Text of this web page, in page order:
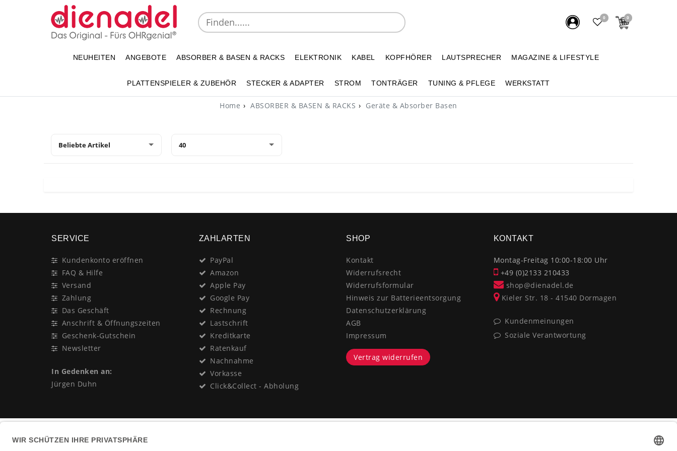
0 0
NEUHEITEN ANGEBOTE ABSORBER & BASEN & RACKS ELEKTRONIK KABEL KOPFHÖRER LAUTSPRECHER MAGAZINE & LIFESTYLE
PLATTENSPIELER & ZUBEHÖR STECKER & ADAPTER STROM TONTRÄGER TUNING & PFLEGE WERKSTATT
Home ABSORBER & BASEN & RACKS Geräte & Absorber Basen
SERVICE
Kundenkonto eröffnen
FAQ & Hilfe
Versand
Zahlung
Das Geschäft
Anschrift & Öffnungszeiten
Geschenk-Gutschein
Newsletter
In Gedenken an:
Jürgen Duhn
ZAHLARTEN
PayPal
Amazon
Apple Pay
Google Pay
Rechnung
Lastschrift
Kreditkarte
Ratenkauf
Nachnahme
Vorkasse
Click&Collect - Abholung
SHOP
Kontakt
Widerrufsrecht
Widerrufsformular
Hinweis zur Batterieentsorgung
Datenschutzerklärung
AGB
Impressum
Vertrag widerrufen
KONTAKT
Montag-Freitag 10:00-18:00 Uhr
+49 (0)2133 210433
shop@dienadel.de
Kieler Str. 18 - 41540 Dormagen
Kundenmeinungen
Soziale Verantwortung